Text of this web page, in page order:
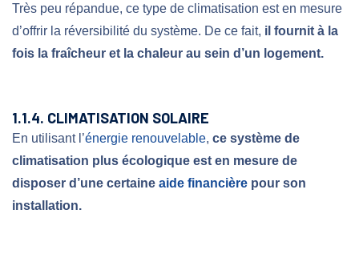
Très peu répandue, ce type de climatisation est en mesure
d’offrir la réversibilité du système. De ce fait, il fournit à la
fois la fraîcheur et la chaleur au sein d’un logement.
1.1.4. CLIMATISATION SOLAIRE
En utilisant l’énergie renouvelable, ce système de
climatisation plus écologique est en mesure de
disposer d’une certaine aide financière pour son
installation.